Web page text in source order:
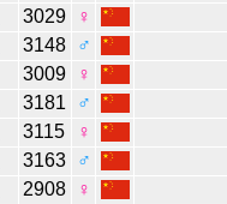
3029
♀
3148
♂
3009
♀
3181
♂
3115
♀
3163
♂
2908
♀